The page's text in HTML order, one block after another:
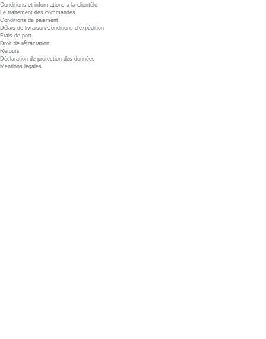
Conditions et informations à la clientèle
Le traitement des commandes
Conditions de paiement
Délais de livraison/Conditions d'expédition
Frais de port
Droit de rétractation
Retours
Déclaration de protection des données
Mentions légales